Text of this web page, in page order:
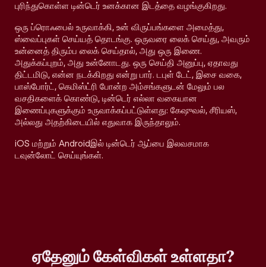
புரிந்துகொள்ள டின்டெர் உனக்கான இடத்தை வழங்குகிறது.
ஒரு ப்ரொஃபைல் உருவாக்கி, உன் விருப்பங்களை அமைத்து,
ஸ்வைப்புகள் செய்யத் தொடங்கு. ஒருவரை லைக் செய்து, அவரும்
உன்னைத் திரும்ப லைக் செய்தால், அது ஒரு இணை.
அதுக்கப்புறம், அது உன்னோடது. ஒரு செய்தி அனுப்பு, ஏதாவது
திட்டமிடு, என்ன நடக்கிறது என்று பார். டபுள் டேட், இசை வகை,
பாஸ்போர்ட், கெமிஸ்ட்ரி போன்ற அம்சங்களுடன் மேலும் பல
வசதிகளைக் கொண்டு, டின்டெர் எல்லா வகையான
இணைப்புகளுக்கும் உருவாக்கப்பட்டுள்ளது: கேஷுவல், சீரியஸ்,
அல்லது அதற்கிடையில் எதுவாக இருந்தாலும்.
iOS மற்றும் Androidஇல் டின்டெர் ஆப்பை இலவசமாக
டவுன்லோட் செய்யுங்கள்.
ஏதேனும் கேள்விகள் உள்ளதா?